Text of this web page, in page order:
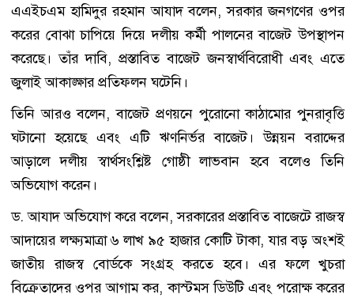
এএইচএম হামিদুর রহমান আযাদ বলেন, সরকার জনগণের ওপর
করের বোঝা চাপিয়ে দিয়ে দলীয় কর্মী পালনের বাজেট উপস্থাপন
করেছে। তাঁর দাবি, প্রস্তাবিত বাজেট জনস্বার্থবিরোধী এবং এতে
জুলাই আকাঙ্ক্ষার প্রতিফলন ঘটেনি।
তিনি আরও বলেন, বাজেট প্রণয়নে পুরোনো কাঠামোর পুনরাবৃত্তি
ঘটানো হয়েছে এবং এটি ঋণনির্ভর বাজেট। উন্নয়ন বরাদ্দের
আড়ালে দলীয় স্বার্থসংশ্লিষ্ট গোষ্ঠী লাভবান হবে বলেও তিনি
অভিযোগ করেন।
ড. আযাদ অভিযোগ করে বলেন, সরকারের প্রস্তাবিত বাজেটে রাজস্ব
আদায়ের লক্ষ্যমাত্রা ৬ লাখ ৯৫ হাজার কোটি টাকা, যার বড় অংশই
জাতীয় রাজস্ব বোর্ডকে সংগ্রহ করতে হবে। এর ফলে খুচরা
বিক্রেতাদের ওপর আগাম কর, কাস্টমস ডিউটি এবং পরোক্ষ করের